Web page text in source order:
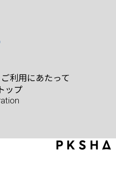
ご利用にあたって
ップ